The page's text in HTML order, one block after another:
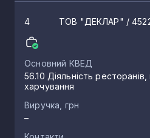
4 ТОВ "ДЕКЛАР" /
Основний КВЕД
56.10 Діяльність
харчування
Виручка, грн
–